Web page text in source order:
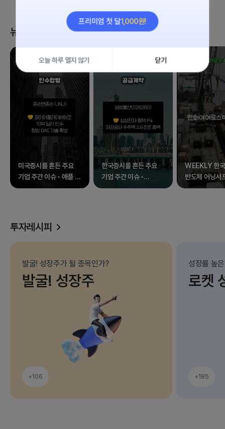
프리미엄 첫 달1,000원!
오늘 하루 열지 않기 닫기
뉴스 클립
미국증시를 흔든 주요
기업 주간 이슈 - 애플 외
17종목
한국증시를 흔든 주요
기업 주간 이슈 -
삼성전자 외 17종목
WEEKLY 한
반도체 어닝서
속 널뛰는 증시
투자레시피
발굴! 성장주가 될 종목인가?
발굴! 성장주
+106
성장률 높
로켓
+185